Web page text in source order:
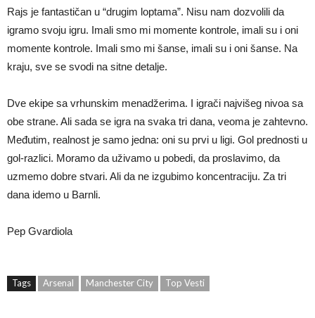
Rajs je fantastičan u “drugim loptama”. Nisu nam dozvolili da
igramo svoju igru. Imali smo mi momente kontrole, imali su i oni
momente kontrole. Imali smo mi šanse, imali su i oni šanse. Na
kraju, sve se svodi na sitne detalje.
Dve ekipe sa vrhunskim menadžerima. I igrači najvišeg nivoa sa
obe strane. Ali sada se igra na svaka tri dana, veoma je zahtevno.
Međutim, realnost je samo jedna: oni su prvi u ligi. Gol prednosti u
gol-razlici. Moramo da uživamo u pobedi, da proslavimo, da
uzmemo dobre stvari. Ali da ne izgubimo koncentraciju. Za tri
dana idemo u Barnli.
Pep Gvardiola
Tags Arsenal Manchester City Top Vesti